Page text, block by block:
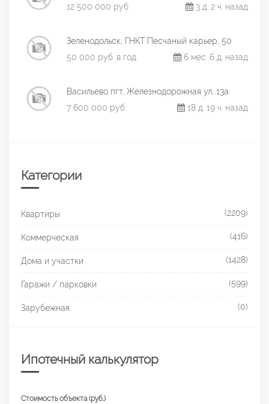
12 500 000 руб. 3 д. 2 ч. назад
Зеленодольск, ГНКТ Песчаный карьер, 50
50 000 руб. в год
6 мес. 6 д. назад
Васильево пгт, Железнодорожная ул, 13а
7 600 000 руб.
18 д. 19 ч. назад
Категории
Квартиры (2209)
Коммерческая (416)
Дома и участки (1428)
Гаражи / парковки (599)
Зарубежная (0)
Ипотечный калькулятор
Стоимость объекта (руб.)